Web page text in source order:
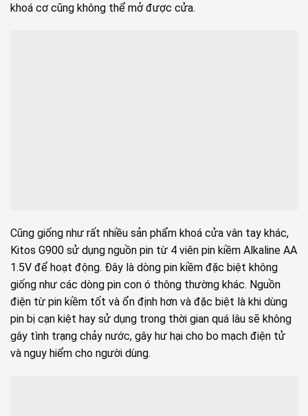
khoá cơ cũng không thể mở được cửa.
Cũng giống như rất nhiều sản phẩm khoá cửa vân tay khác,
Kitos G900 sử dụng nguồn pin từ 4 viên pin kiềm Alkaline AA
1.5V để hoạt động. Đây là dòng pin kiềm đặc biệt không
giống như các dòng pin con ó thông thường khác. Nguồn
điện từ pin kiềm tốt và ổn định hơn và đặc biệt là khi dùng
pin bị cạn kiệt hay sử dụng trong thời gian quá lâu sẽ không
gây tình trạng chảy nước, gây hư hại cho bo mạch điện tử
và nguy hiểm cho người dùng.